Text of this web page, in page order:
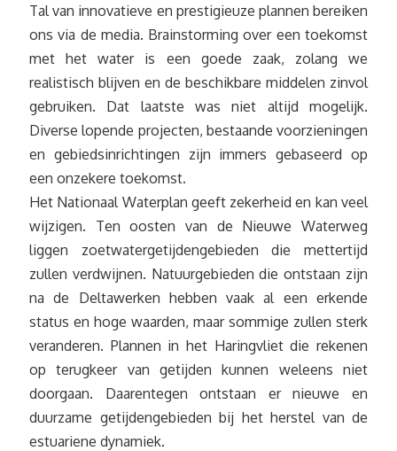
Tal van innovatieve en prestigieuze plannen bereiken
ons via de media. Brainstorming over een toekomst
met het water is een goede zaak, zolang we
realistisch blijven en de beschikbare middelen zinvol
gebruiken. Dat laatste was niet altijd mogelijk.
Diverse lopende projecten, bestaande voorzieningen
en gebiedsinrichtingen zijn immers gebaseerd op
een onzekere toekomst.
Het Nationaal Waterplan geeft zekerheid en kan veel
wijzigen. Ten oosten van de Nieuwe Waterweg
liggen zoetwatergetijdengebieden die mettertijd
zullen verdwijnen. Natuurgebieden die ontstaan zijn
na de Deltawerken hebben vaak al een erkende
status en hoge waarden, maar sommige zullen sterk
veranderen. Plannen in het Haringvliet die rekenen
op terugkeer van getijden kunnen weleens niet
doorgaan. Daarentegen ontstaan er nieuwe en
duurzame getijdengebieden bij het herstel van de
estuariene dynamiek.